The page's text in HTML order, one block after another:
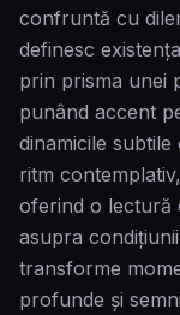
confruntă cu
definesc
prin prisma unei
punând accent
dinamicile
ritm
oferind o lectură
asupra
transforme
profunde și